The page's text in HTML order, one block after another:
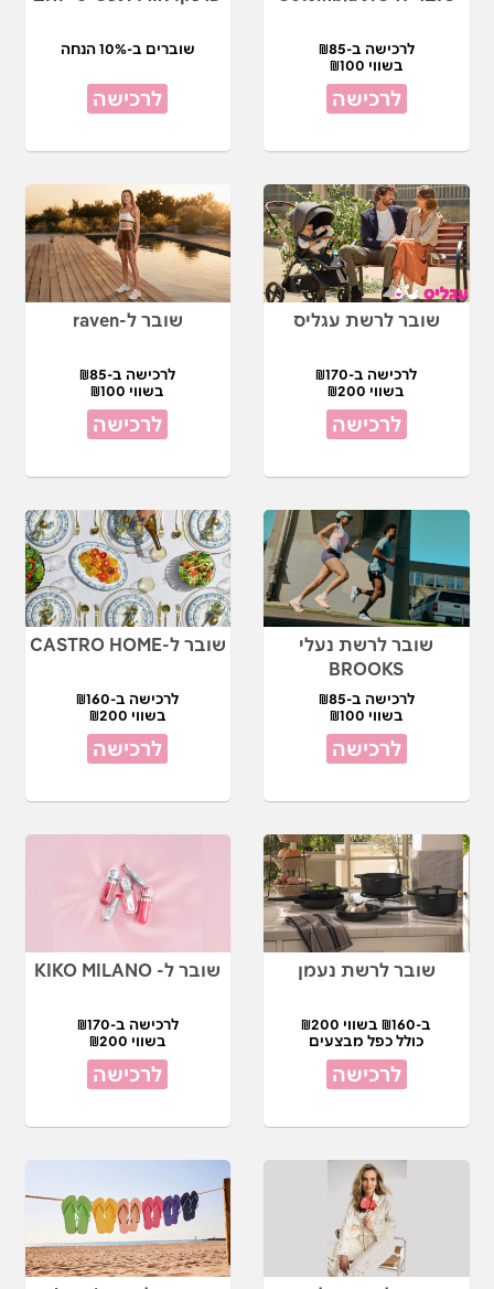
לרכישה ב-₪85
בשווי ₪100
לרכישה
שוברים ב-10% הנחה
לרכישה
שובר לרשת עגליס
לרכישה ב-₪170
בשווי ₪200
לרכישה
שובר ל-raven
לרכישה ב-₪85
בשווי ₪100
לרכישה
שובר לרשת נעלי
BROOKS
לרכישה ב-₪85
בשווי ₪100
לרכישה
שובר ל-CASTRO HOME
לרכישה ב-₪160
בשווי ₪200
לרכישה
שובר לרשת נעמן
ב-₪160 בשווי ₪200
כולל כפל מבצעים
לרכישה
שובר ל- KIKO MILANO
לרכישה ב-₪170
בשווי ₪200
לרכישה